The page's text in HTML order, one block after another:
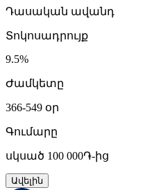
Դասական ավանդ
Տոկոսադրույք
9.5%
Ժամկետը
366-549 օր
Գումարը
սկսած 100 000֏-ից
Ավելին